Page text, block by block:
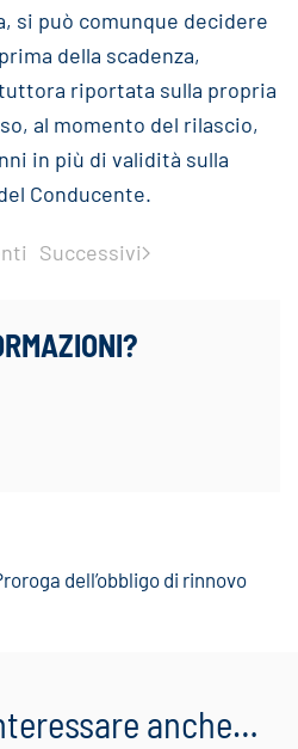
si può comunque decidere
della scadenza,
riportata sulla propria
al momento del rilascio,
in più di validità sulla
Conducente.
Successivi
dell’obbligo di rinnovo
anche…